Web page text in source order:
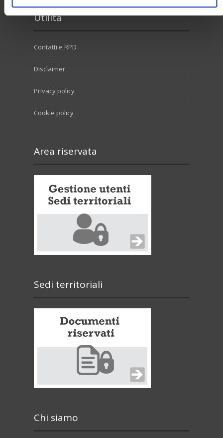
Utilità
Contatti e RPD
Disclaimer
Privacy policy
Cookie policy
Area riservata
Sedi territoriali
Chi siamo